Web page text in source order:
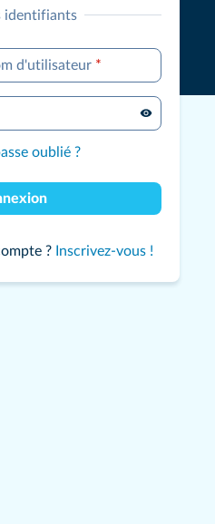
identifiants
d'utilisateur *
oublié ?
? Inscrivez-vous !